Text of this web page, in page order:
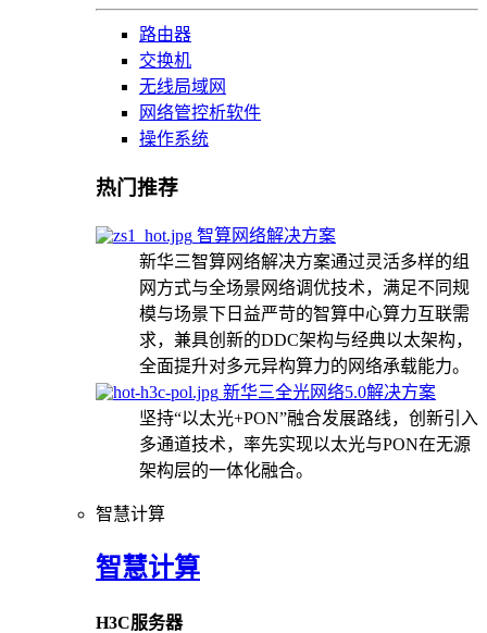
路由器
交换机
无线局域网
网络管控析软件
操作系统
热门推荐
智算网络解决方案
新华三智算网络解决方案通过灵活多样的组
网方式与全场景网络调优技术，满足不同规
模与场景下日益严苛的智算中心算力互联需
求，兼具创新的DDC架构与经典以太架构，
全面提升对多元异构算力的网络承载能力。
新华三全光网络5.0解决方案
坚持“以太光+PON”融合发展路线，创新引入
多通道技术，率先实现以太光与PON在无源
架构层的一体化融合。
智慧计算
智慧计算
H3C服务器